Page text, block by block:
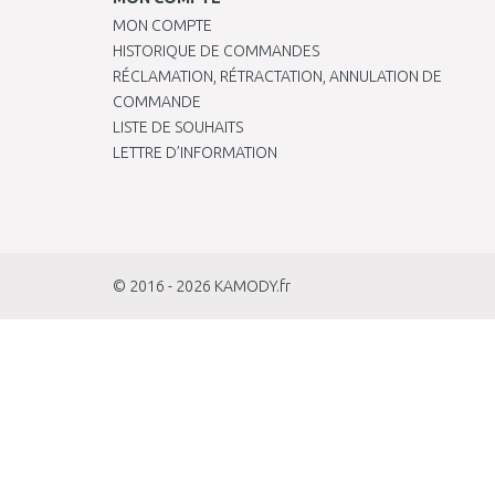
MON COMPTE
HISTORIQUE DE COMMANDES
RÉCLAMATION, RÉTRACTATION, ANNULATION DE
COMMANDE
LISTE DE SOUHAITS
LETTRE D’INFORMATION
© 2016 - 2026 KAMODY.fr